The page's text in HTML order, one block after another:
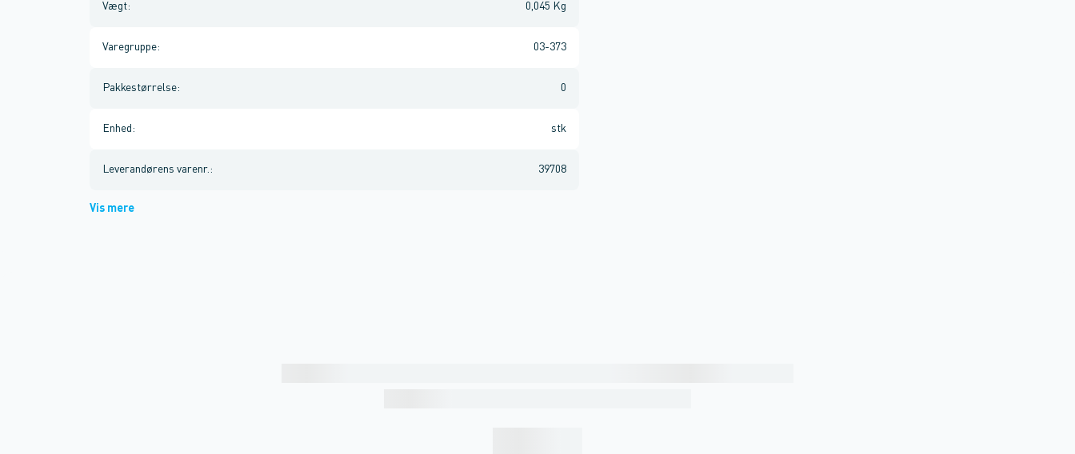
Vægt: 0,045 Kg
Varegruppe: 03-373
Pakkestørrelse: 0
Enhed : stk
Leverandørens varenr. : 39708
Vis mere